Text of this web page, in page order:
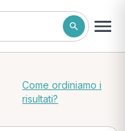
Come ordiniamo i
risultati?